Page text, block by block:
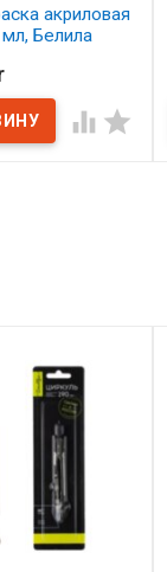
акриловая
Белила
 